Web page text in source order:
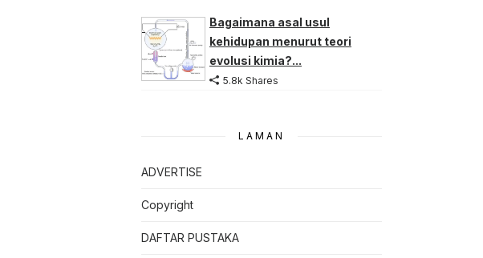
Bagaimana asal usul
kehidupan menurut teori
evolusi kimia?...
5.8k Shares
LAMAN
ADVERTISE
Copyright
DAFTAR PUSTAKA